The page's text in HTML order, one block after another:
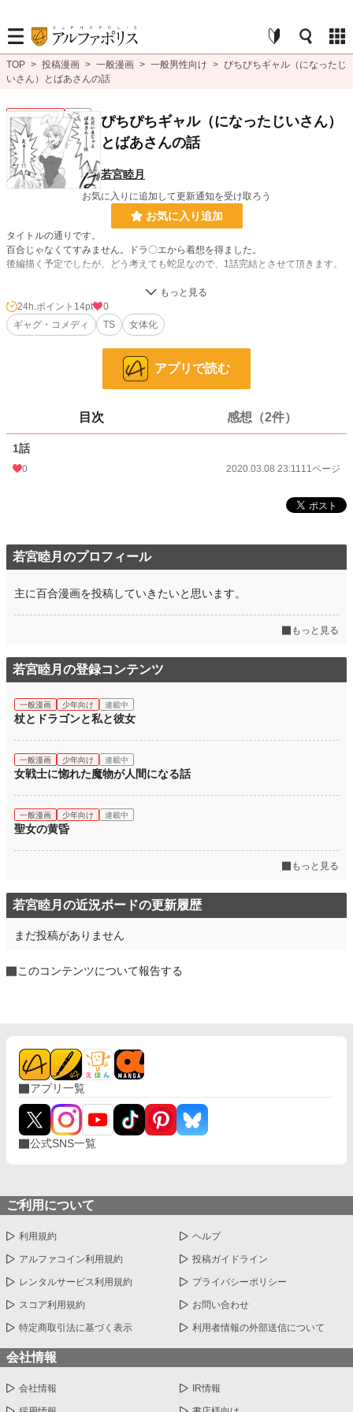
TOP > 投稿漫画 > 一般漫画 > 一般男性向け > ぴちぴちギャル（になったじ
いさん）とばあさんの話
一般男性向け 完結
ぴちぴちギャル（になったじいさん）
とばあさんの話
若宮睦月
お気に入りに追加して更新通知を受け取ろう
お気に入り追加
タイトルの通りです。
百合じゃなくてすみません。ドラ〇エから着想を得ました。
後編描く予定でしたが、どう考えても蛇足なので、1話完結とさせて頂きます。
一般男性向け 45 位 / 2,373 件
更新日時 2020.03.08 23:11
初回公開日時
年間ポイント 1,589 pt (891 位)
24h.ポイント 14pt
0
ギャグ・コメディ
TS 女体化
アプリで読む
目次 感想（2件）
1話
0 2020.03.08 23:1111ページ
若宮睦月のプロフィール
主に百合漫画を投稿していきたいと思います。
もっと見る
若宮睦月の登録コンテンツ
一般漫画 少年向け 連載中
杖とドラゴンと私と彼女
一般漫画 少年向け 連載中
女戦士に惚れた魔物が人間になる話
一般漫画 少年向け 連載中
聖女の黄昏
もっと見る
若宮睦月の近況ボードの更新履歴
まだ投稿がありません
このコンテンツについて報告する
アプリ一覧
公式SNS一覧
ご利用について
利用規約 ヘルプ
アルファコイン利用規約 投稿ガイドライン
レンタルサービス利用規約 プライバシーポリシー
スコア利用規約 お問い合わせ
特定商取引法に基づく表示 利用者情報の外部送信について
会社情報
会社情報 IR情報